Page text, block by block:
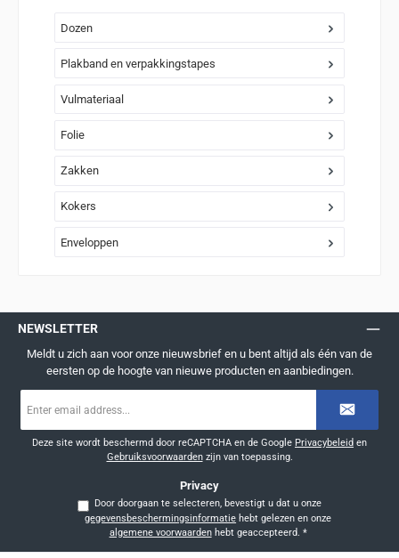
Dozen
Plakband en verpakkingstapes
Vulmateriaal
Folie
Zakken
Kokers
Enveloppen
NEWSLETTER
Meldt u zich aan voor onze nieuwsbrief en u bent altijd als één van de
eersten op de hoogte van nieuwe producten en aanbiedingen.
mailadres
Deze site wordt beschermd door reCAPTCHA en de Google Privacybeleid en
Gebruiksvoorwaardenzijn van toepassing.
Privacy
Door doorgaan te selecteren, bevestigt u dat u onze
gegevensbeschermingsinformatie
algemene voorwaardenhebt geaccepteerd. *